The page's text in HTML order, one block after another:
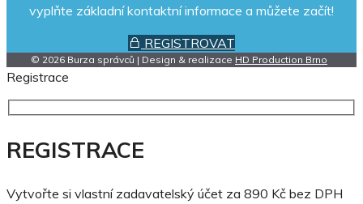
vyplňte základní kontaktní informace a můžete začít!
REGISTROVAT
© 2026 Burza správců | Design & realizace HD Production Brno
Registrace
REGISTRACE
Vytvořte si vlastní zadavatelský účet za 890 Kč bez DPH